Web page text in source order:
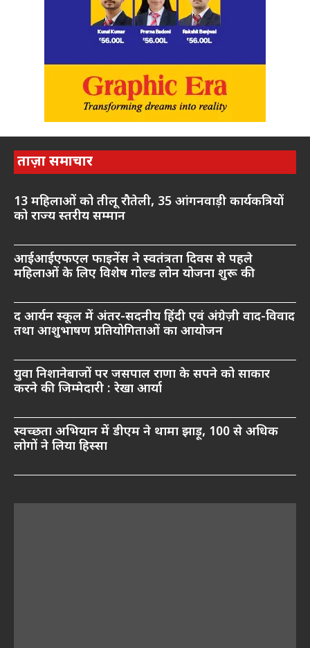
ताज़ा समाचार
13 महिलाओं को तीलू रौतेली, 35 आंगनवाड़ी कार्यकत्रियों
को राज्य स्तरीय सम्मान
आईआईएफएल फाइनेंस ने स्वतंत्रता दिवस से पहले
महिलाओं के लिए विशेष गोल्ड लोन योजना शुरू की
द आर्यन स्कूल में अंतर-सदनीय हिंदी एवं अंग्रेज़ी वाद-विवाद
तथा आशुभाषण प्रतियोगिताओं का आयोजन
युवा निशानेबाजों पर जसपाल राणा के सपने को साकार
करने की जिम्मेदारी : रेखा आर्या
स्वच्छता अभियान में डीएम ने थामा झाड़ू, 100 से अधिक
लोगों ने लिया हिस्सा